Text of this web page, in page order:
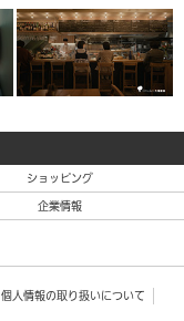
ショッピング
企業情報
個人情報の取り扱いについて